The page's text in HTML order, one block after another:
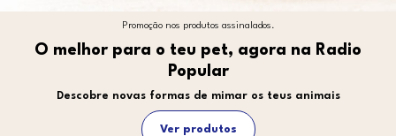
Promoção nos produtos assinalados.
O melhor para o teu pet, agora na Radio
Popular
Descobre novas formas de mimar os teus animais
Ver produtos